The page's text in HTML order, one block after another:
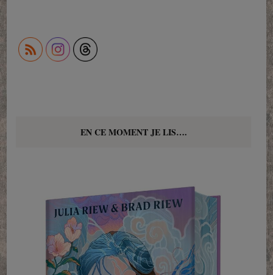
EN CE MOMENT JE LIS….